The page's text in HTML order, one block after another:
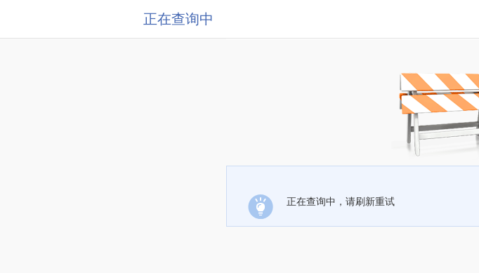
正在查询中
正在查询中，请刷新重试